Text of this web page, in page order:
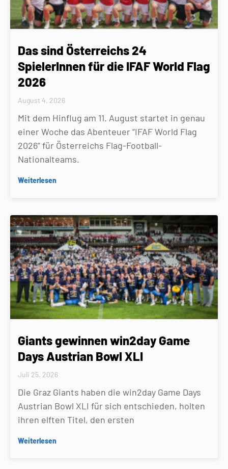
Das sind Österreichs 24
SpielerInnen für die IFAF World Flag
2026
August 4, 2026
Mit dem Hinflug am 11. August startet in genau
einer Woche das Abenteuer “IFAF World Flag
2026” für Österreichs Flag-Football-
Nationalteams.
Weiterlesen
Giants gewinnen win2day Game
Days Austrian Bowl XLI
Juli 25, 2026
Die Graz Giants haben die win2day Game Days
Austrian Bowl XLI für sich entschieden, holten
ihren elften Titel, den ersten
Weiterlesen